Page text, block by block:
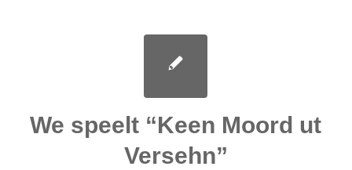
We speelt “Keen Moord ut
Versehn”